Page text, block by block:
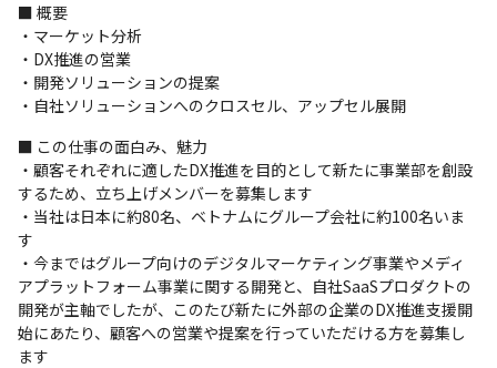
■ 概要
・マーケット分析
・DX推進の営業
・開発ソリューションの提案
・自社ソリューションへのクロスセル、アップセル展開
■ この仕事の面白み、魅力
・顧客それぞれに適したDX推進を目的として新たに事業部を創設
するため、立ち上げメンバーを募集します
・当社は日本に約80名、ベトナムにグループ会社に約100名いま
す
・今まではグループ向けのデジタルマーケティング事業やメディ
アプラットフォーム事業に関する開発と、自社SaaSプロダクトの
開発が主軸でしたが、このたび新たに外部の企業のDX推進支援開
始にあたり、顧客への営業や提案を行っていただける方を募集し
ます